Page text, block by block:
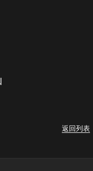
返回列表